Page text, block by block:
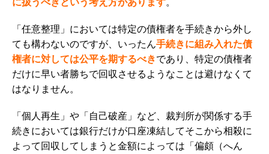
に扱うべきという考え方があります。
「任意整理」においては特定の債権者を手続きから外し
ても構わないのですが、いったん手続きに組み入れた債
権者に対しては公平を期するべきであり、特定の債権者
だけに早い者勝ちで回収させるようなことは避けなくて
はなりません。
「個人再生」や「自己破産」など、裁判所が関係する手
続きにおいては銀行だけが口座凍結してそこから相殺に
よって回収してしまうと金額によっては「偏頗（へん